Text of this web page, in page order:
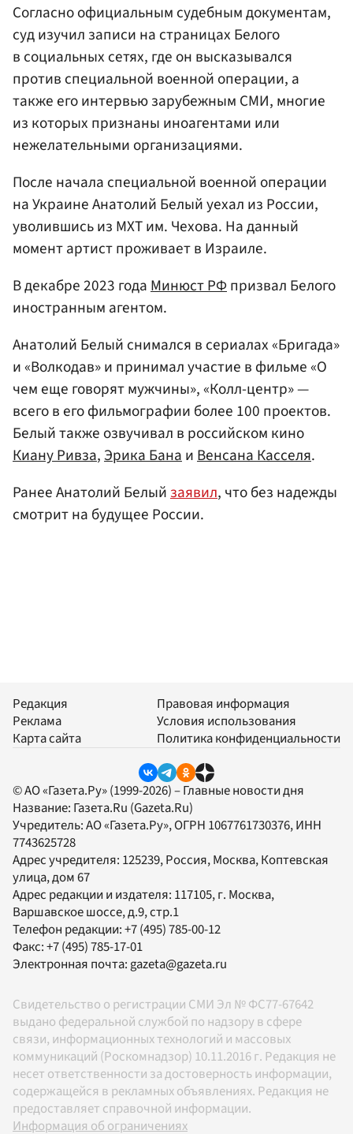
Согласно официальным судебным документам,
суд изучил записи на страницах Белого
в социальных сетях, где он высказывался
против специальной военной операции, а
также его интервью зарубежным СМИ, многие
из которых признаны иноагентами или
нежелательными организациями.
После начала специальной военной операции
на Украине Анатолий Белый уехал из России,
уволившись из МХТ им. Чехова. На данный
момент артист проживает в Израиле.
В декабре 2023 годаМинюст РФпризвал Белого
иностранным агентом.
Анатолий Белый снимался в сериалах «Бригада»
и «Волкодав» и принимал участие в фильме «О
чем еще говорят мужчины», «Колл-центр» —
всего в его фильмографии более 100 проектов.
Белый также озвучивал в российском кино
Киану Ривза,Эрика БанаиВенсана Касселя.
Ранее Анатолий Белыйзаявил, что без надежды
смотрит на будущее России.
Редакция
Реклама
Карта сайта
Правовая информация
Условия использования
Политика конфиденциальности
© АО «Газета.Ру» (1999-2026) – Главные новости дня
Название: Газета.Ru (Gazeta.Ru)
Учредитель:АО «Газета.Ру», ОГРН 1067761730376, ИНН
7743625728
Адрес учредителя: 125239, Россия, Москва, Коптевская
улица, дом 67
Адрес редакции и издателя: 117105, г. Москва,
Варшавское шоссе, д.9, стр.1
Телефон редакции:+7 (495) 785-00-12
Факс:+7 (495) 785-17-01
Электронная почта:gazeta@gazeta.ru
Свидетельство о регистрации СМИ Эл № ФС77-67642
выдано федеральной службой по надзору в сфере
связи, информационных технологий и массовых
коммуникаций (Роскомнадзор) 10.11.2016 г. Редакция не
несет ответственности за достоверность информации,
содержащейся в рекламных объявлениях. Редакция не
предоставляет справочной информации.
Информация об ограничениях